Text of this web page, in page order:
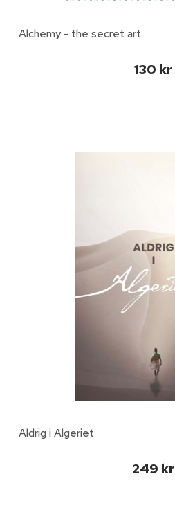
Alchemy - the secret art
130 kr
Aldrig i Algeriet
249 kr